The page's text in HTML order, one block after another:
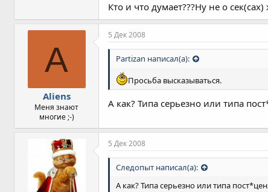
Кто и что думает???Ну не о
A
Aliens
Меня знают
многие ;-)
5 Дек 2008
Partizan написал(а):
Просьба высказываться.
А как? Типа серьезно или типа
5 Дек 2008
Следопыт написал(а):
А как? Типа серьезно или типа